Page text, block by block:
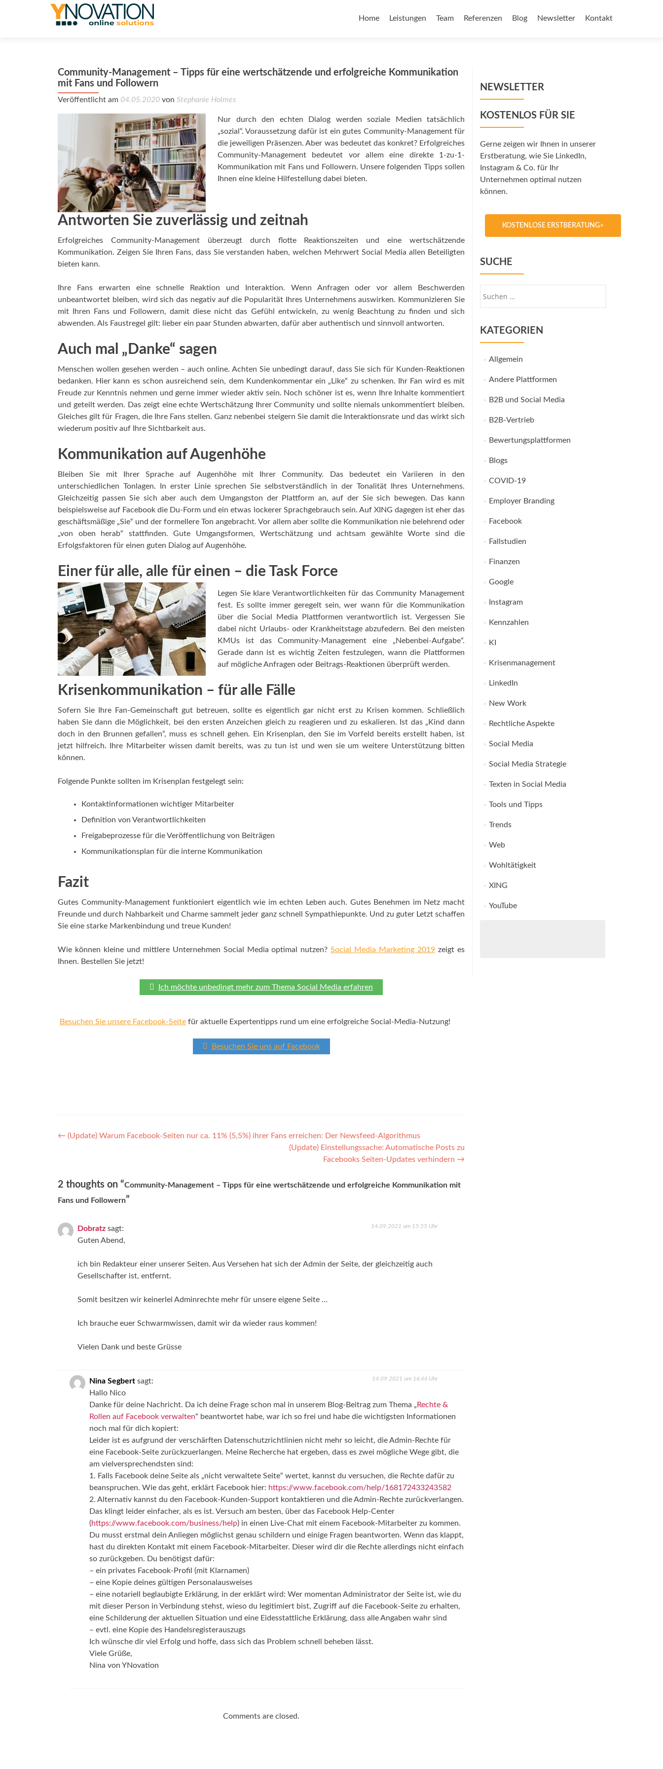
Home Leistungen Team Referenzen Blog Newsletter Kontakt
Community-Management – Tipps für eine wertschätzende und erfolgreiche Kommunikation
mit Fans und Followern
Veröffentlicht am 04.05.2020 von Stephanie Holmes
Nur durch den echten Dialog werden soziale Medien tatsächlich
„sozial“. Voraussetzung dafür ist ein gutes Community-Management für
die jeweiligen Präsenzen. Aber was bedeutet das konkret? Erfolgreiches
Community-Management bedeutet vor allem eine direkte 1-zu-1-
Kommunikation mit Fans und Followern. Unsere folgenden Tipps sollen
Ihnen eine kleine Hilfestellung dabei bieten.
Antworten Sie zuverlässig und zeitnah
Erfolgreiches Community-Management überzeugt durch flotte Reaktionszeiten und eine wertschätzende
Kommunikation. Zeigen Sie Ihren Fans, dass Sie verstanden haben, welchen Mehrwert Social Media allen Beteiligten
bieten kann.
Ihre Fans erwarten eine schnelle Reaktion und Interaktion. Wenn Anfragen oder vor allem Beschwerden
unbeantwortet bleiben, wird sich das negativ auf die Popularität Ihres Unternehmens auswirken. Kommunizieren Sie
mit Ihren Fans und Followern, damit diese nicht das Gefühl entwickeln, zu wenig Beachtung zu finden und sich
abwenden. Als Faustregel gilt: lieber ein paar Stunden abwarten, dafür aber authentisch und sinnvoll antworten.
Auch mal „Danke“ sagen
Menschen wollen gesehen werden – auch online. Achten Sie unbedingt darauf, dass Sie sich für Kunden-Reaktionen
bedanken. Hier kann es schon ausreichend sein, dem Kundenkommentar ein „Like“ zu schenken. Ihr Fan wird es mit
Freude zur Kenntnis nehmen und gerne immer wieder aktiv sein. Noch schöner ist es, wenn Ihre Inhalte kommentiert
und geteilt werden. Das zeigt eine echte Wertschätzung Ihrer Community und sollte niemals unkommentiert bleiben.
Gleiches gilt für Fragen, die Ihre Fans stellen. Ganz nebenbei steigern Sie damit die Interaktionsrate und das wirkt sich
wiederum positiv auf Ihre Sichtbarkeit aus.
Kommunikation auf Augenhöhe
Bleiben Sie mit Ihrer Sprache auf Augenhöhe mit Ihrer Community. Das bedeutet ein Variieren in den
unterschiedlichen Tonlagen. In erster Linie sprechen Sie selbstverständlich in der Tonalität Ihres Unternehmens.
Gleichzeitig passen Sie sich aber auch dem Umgangston der Plattform an, auf der Sie sich bewegen. Das kann
beispielsweise auf Facebook die Du-Form und ein etwas lockerer Sprachgebrauch sein. Auf XING dagegen ist eher das
geschäftsmäßige „Sie“ und der formellere Ton angebracht. Vor allem aber sollte die Kommunikation nie belehrend oder
„von oben herab“ stattfinden. Gute Umgangsformen, Wertschätzung und achtsam gewählte Worte sind die
Erfolgsfaktoren für einen guten Dialog auf Augenhöhe.
Einer für alle, alle für einen – die Task Force
Legen Sie klare Verantwortlichkeiten für das Community Management
fest. Es sollte immer geregelt sein, wer wann für die Kommunikation
über die Social Media Plattformen verantwortlich ist. Vergessen Sie
dabei nicht Urlaubs- oder Krankheitstage abzufedern. Bei den meisten
KMUs ist das Community-Management eine „Nebenbei-Aufgabe“.
Gerade dann ist es wichtig Zeiten festzulegen, wann die Plattformen
auf mögliche Anfragen oder Beitrags-Reaktionen überprüft werden.
Krisenkommunikation – für alle Fälle
Sofern Sie Ihre Fan-Gemeinschaft gut betreuen, sollte es eigentlich gar nicht erst zu Krisen kommen. Schließlich
haben Sie dann die Möglichkeit, bei den ersten Anzeichen gleich zu reagieren und zu eskalieren. Ist das „Kind dann
doch in den Brunnen gefallen“, muss es schnell gehen. Ein Krisenplan, den Sie im Vorfeld bereits erstellt haben, ist
jetzt hilfreich. Ihre Mitarbeiter wissen damit bereits, was zu tun ist und wen sie um weitere Unterstützung bitten
können.
Folgende Punkte sollten im Krisenplan festgelegt sein:
Kontaktinformationen wichtiger Mitarbeiter
Definition von Verantwortlichkeiten
Freigabeprozesse für die Veröffentlichung von Beiträgen
Kommunikationsplan für die interne Kommunikation
Fazit
Gutes Community-Management funktioniert eigentlich wie im echten Leben auch. Gutes Benehmen im Netz macht
Freunde und durch Nahbarkeit und Charme sammelt jeder ganz schnell Sympathiepunkte. Und zu guter Letzt schaffen
Sie eine starke Markenbindung und treue Kunden!
Wie können kleine und mittlere Unternehmen Social Media optimal nutzen?Social Media Marketing 2019 zeigt es
Ihnen. Bestellen Sie jetzt!
Ich möchte unbedingt mehr zum Thema Social Media erfahren
Besuchen Sie unsere Facebook-Seite für aktuelle Expertentipps rund um eine erfolgreiche Social-Media-Nutzung!
Besuchen Sie uns auf Facebook
Post
← (Update) Warum Facebook-Seiten nur ca. 11% (5,5%) ihrer Fans erreichen: Der Newsfeed-Algorithmus
(Update) Einstellungssache: Automatische Posts zu
Facebooks Seiten-Updates verhindern →
2 thoughts on “Community-Management – Tipps für eine wertschätzende und erfolgreiche Kommunikation mit
Fans und Followern”
Dobratz sagt: 14.09.2021 um 15:55 Uhr
Guten Abend,
ich bin Redakteur einer unserer Seiten. Aus Versehen hat sich der Admin der Seite, der gleichzeitig auch
Gesellschafter ist, entfernt.
Somit besitzen wir keinerlei Adminrechte mehr für unsere eigene Seite …
Ich brauche euer Schwarmwissen, damit wir da wieder raus kommen!
Vielen Dank und beste Grüsse
Nina Segbert sagt: 14.09.2021 um 16:46 Uhr
Hallo Nico
Danke für deine Nachricht. Da ich deine Frage schon mal in unserem Blog-Beitrag zum Thema „ Rechte &
Rollen auf Facebook verwalten“ beantwortet habe, war ich so frei und habe die wichtigsten Informationen
noch mal für dich kopiert:
Leider ist es aufgrund der verschärften Datenschutzrichtlinien nicht mehr so leicht, die Admin-Rechte für
eine Facebook-Seite zurückzuerlangen. Meine Recherche hat ergeben, dass es zwei mögliche Wege gibt, die
am vielversprechendsten sind:
1. Falls Facebook deine Seite als „nicht verwaltete Seite“ wertet, kannst du versuchen, die Rechte dafür zu
beanspruchen. Wie das geht, erklärt Facebook hier: https://www.facebook.com/help/168172433243582
2. Alternativ kannst du den Facebook-Kunden-Support kontaktieren und die Admin-Rechte zurückverlangen.
Das klingt leider einfacher, als es ist. Versuch am besten, über das Facebook Help-Center
(https://www.facebook.com/business/help) in einen Live-Chat mit einem Facebook-Mitarbeiter zu kommen.
Du musst erstmal dein Anliegen möglichst genau schildern und einige Fragen beantworten. Wenn das klappt,
hast du direkten Kontakt mit einem Facebook-Mitarbeiter. Dieser wird dir die Rechte allerdings nicht einfach
so zurückgeben. Du benötigst dafür:
– ein privates Facebook-Profil (mit Klarnamen)
– eine Kopie deines gültigen Personalausweises
– eine notariell beglaubigte Erklärung, in der erklärt wird: Wer momentan Administrator der Seite ist, wie du
mit dieser Person in Verbindung stehst, wieso du legitimiert bist, Zugriff auf die Facebook-Seite zu erhalten,
eine Schilderung der aktuellen Situation und eine Eidesstattliche Erklärung, dass alle Angaben wahr sind
– evtl. eine Kopie des Handelsregisterauszugs
Ich wünsche dir viel Erfolg und hoffe, dass sich das Problem schnell beheben lässt.
Viele Grüße,
Nina von YNovation
Comments are closed.
NEWSLETTER
KOSTENLOS FÜR SIE
Gerne zeigen wir Ihnen in unserer
Erstberatung, wie Sie LinkedIn,
Instagram & Co. für Ihr
Unternehmen optimal nutzen
können.
KOSTENLOSE ERSTBERATUNG>
SUCHE
KATEGORIEN
Allgemein
Andere Plattformen
B2B und Social Media
B2B-Vertrieb
Bewertungsplattformen
Blogs
COVID-19
Employer Branding
Facebook
Fallstudien
Finanzen
Google
Instagram
Kennzahlen
KI
Krisenmanagement
LinkedIn
New Work
Rechtliche Aspekte
Social Media
Social Media Strategie
Texten in Social Media
Tools und Tipps
Trends
Web
Wohltätigkeit
XING
YouTube